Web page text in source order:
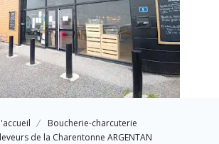
Boucherie-charcuterie
de la Charentonne ARGENTAN